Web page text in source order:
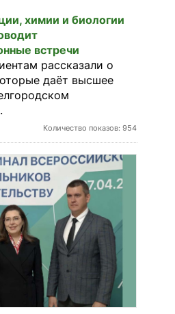
химии и биологии
встречи
рассказали о
даёт высшее
Количество показов: 954